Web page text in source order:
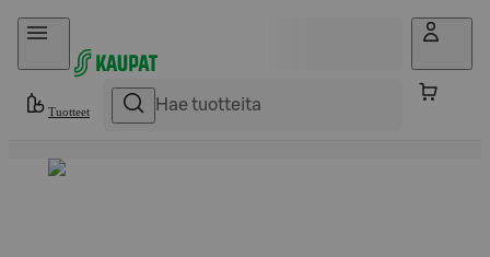
Hyppää sisältöön
Tuotteet